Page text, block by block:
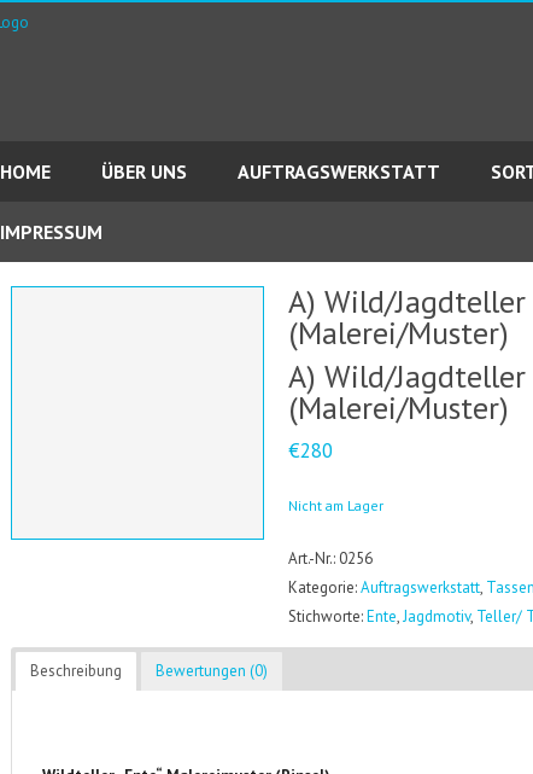
HOME ÜBER UNS AUFTRAGSWERKSTATT
IMPRESSUM
A) Wild/Jagdteller
(Malerei/Muster)
A) Wild/Jagdteller
(Malerei/Muster)
€280
Nicht am Lager
Art.-Nr.: 0256
Kategorie:Auftragswerkstatt,
Stichworte:Ente,Jagdmotiv, Teller/
Beschreibung Bewertungen (0)